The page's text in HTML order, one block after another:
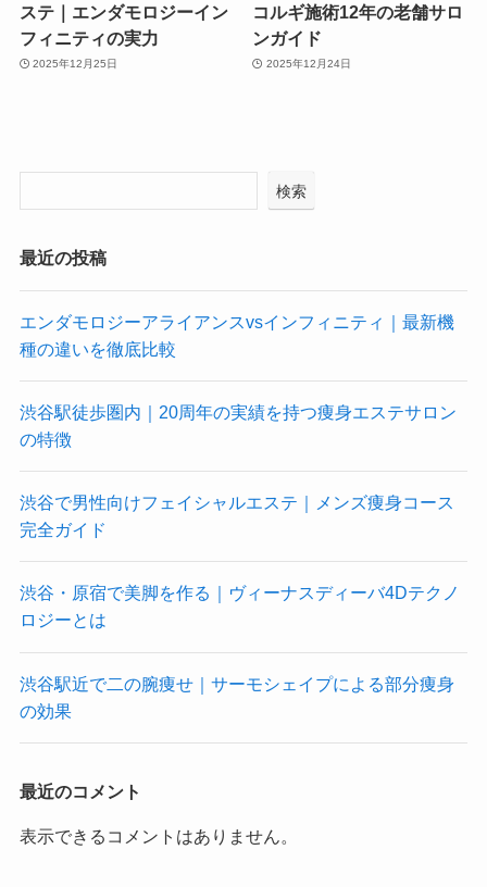
ステ｜エンダモロジーイン
フィニティの実力
2025年12月25日
コルギ施術12年の老舗サロ
ンガイド
2025年12月24日
検索
最近の投稿
エンダモロジーアライアンスvsインフィニティ｜最新機
種の違いを徹底比較
渋谷駅徒歩圏内｜20周年の実績を持つ痩身エステサロン
の特徴
渋谷で男性向けフェイシャルエステ｜メンズ痩身コース
完全ガイド
渋谷・原宿で美脚を作る｜ヴィーナスディーバ4Dテクノ
ロジーとは
渋谷駅近で二の腕痩せ｜サーモシェイプによる部分痩身
の効果
最近のコメント
表示できるコメントはありません。